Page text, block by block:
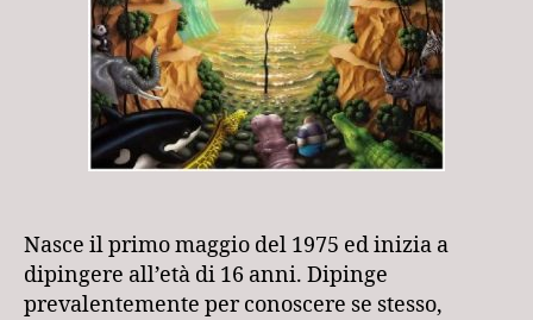
Nasce il primo maggio del 1975 ed inizia a
dipingere all’età di 16 anni. Dipinge
prevalentemente per conoscere se stesso,